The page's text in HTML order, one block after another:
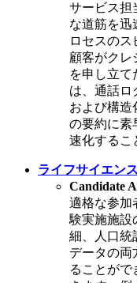
サービス担
な道筋を迅
ロセスのス
顧客がクレ
を申し立て
は、通話ロ
および構造
の要約に素
速化するこ
ライフサイエンス
Candidate
適格な参加
験実施施設
細、人口統
データの両
ることがで